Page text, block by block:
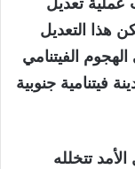
هذا التعديل
الفيتنامي
المفاجئ على أكثر من 100 مدينة فيتنامية جنوبية
تتخلله